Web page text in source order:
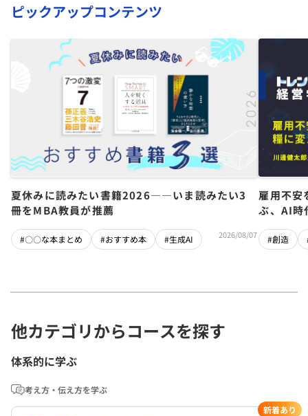
ピックアップコンテンツ
夏休みに読みたい書籍2026――いま読みたい3
冊をMBA教員が推薦
#〇〇な本まとめ #おすすめ本 #生成AI 2026/08/07
雇用不
ぶ、AI時
#創造
他カテゴリからコースを探す
体系的に学ぶ
考え方・伝え方を学ぶ
新着あり